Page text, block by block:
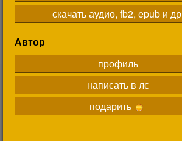
скачать аудио, fb2, epub и
Автор
профиль
написать в лс
подарить